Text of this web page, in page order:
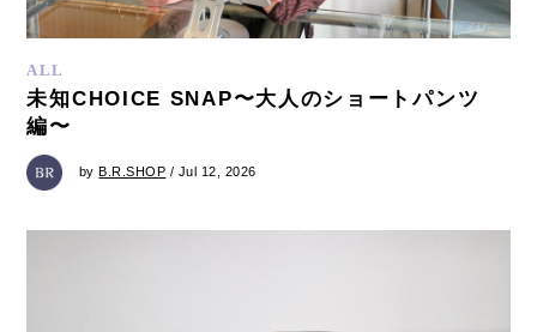
ALL
未知CHOICE SNAP〜大人のショートパンツ
編〜
byB.R.SHOP / Jul 12, 2026